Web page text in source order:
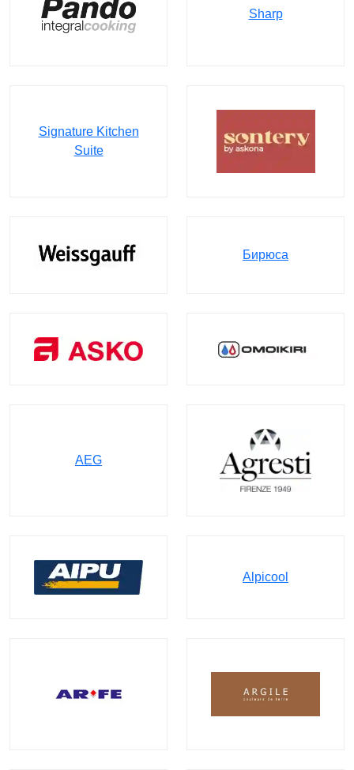
Sharp
Signature Kitchen
Suite
Бирюса
AEG
Alpicool